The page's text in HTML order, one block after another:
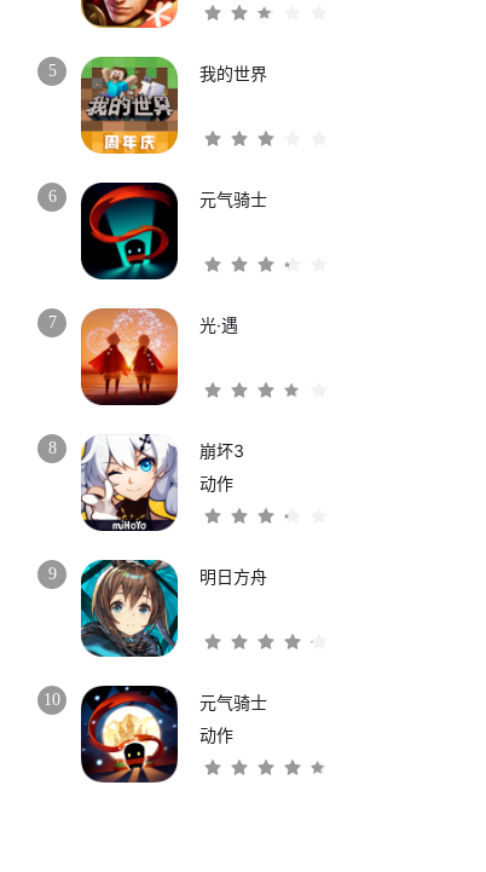
5 我的世界
6 元气骑士
7 光·遇
8
崩坏3
动作
9 明日方舟
10
元气骑士
动作